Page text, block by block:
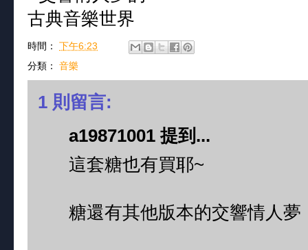
時間： 下午6:23
分類： 音樂
1 則留言:
a19871001 提到...
這套糖也有買耶~
糖還有其他版本的交響情人夢